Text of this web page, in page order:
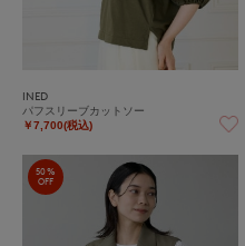
INED
パフスリーブカットソー
￥7,700(税込)
50%
OFF